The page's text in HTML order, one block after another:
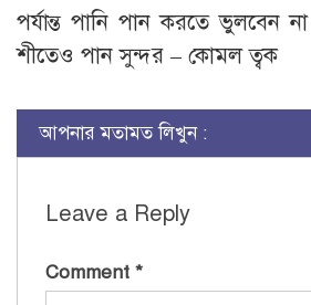
পর্যান্ত পানি পান করতে ভুলবেন
শীতেও পান সুন্দর – কোমল ত্বক
আপনার মতামত লিখুন :
Leave a Reply
Comment *